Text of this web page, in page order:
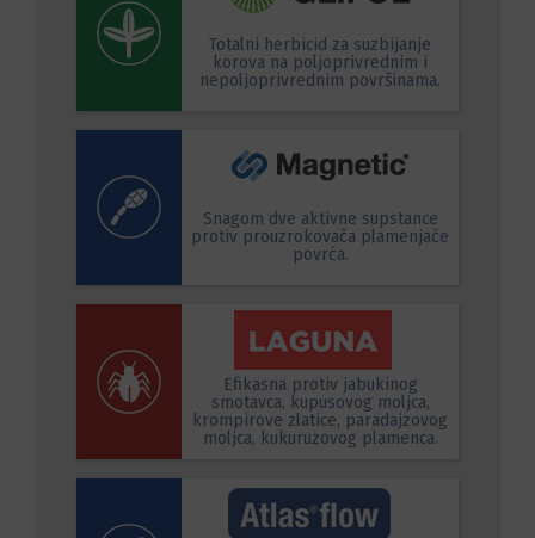
Totalni herbicid za suzbijanje
korova na poljoprivrednim i
nepoljoprivrednim površinama.
Snagom dve aktivne supstance
protiv prouzrokovača plamenjače
povrća.
Efikasna protiv jabukinog
smotavca, kupusovog moljca,
krompirove zlatice, paradajzovog
moljca, kukuruzovog plamenca.